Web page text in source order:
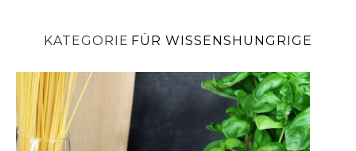
KATEGORIE FÜR WISSENSHUNGRIGE